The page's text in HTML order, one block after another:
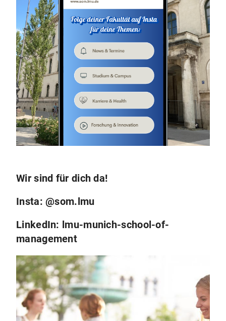
Wir sind für dich da!
Insta: @som.lmu
LinkedIn: lmu-munich-school-of-
management